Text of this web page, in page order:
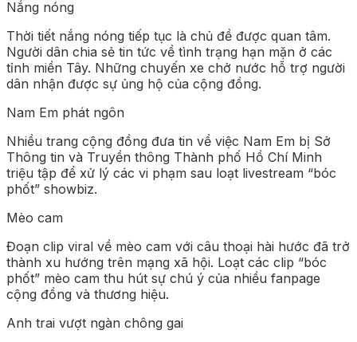
Nắng nóng
Thời tiết nắng nóng tiếp tục là chủ đề được quan tâm.
Người dân chia sẻ tin tức về tình trạng hạn mặn ở các
tỉnh miền Tây. Những chuyến xe chở nước hỗ trợ người
dân nhận được sự ủng hộ của cộng đồng.
Nam Em phát ngôn
Nhiều trang cộng đồng đưa tin về việc Nam Em bị Sở
Thông tin và Truyền thông Thành phố Hồ Chí Minh
triệu tập để xử lý các vi phạm sau loạt livestream “bóc
phốt” showbiz.
Mèo cam
Đoạn clip viral về mèo cam với câu thoại hài hước đã trở
thành xu hướng trên mạng xã hội. Loạt các clip “bóc
phốt” mèo cam thu hút sự chú ý của nhiều fanpage
cộng đồng và thương hiệu.
Anh trai vượt ngàn chông gai